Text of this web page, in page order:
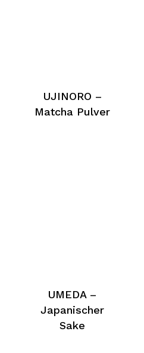
UJINORO –
Matcha Pulver
UMEDA –
Japanischer
Sake